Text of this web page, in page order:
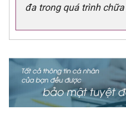
đa trong quá trình chữa